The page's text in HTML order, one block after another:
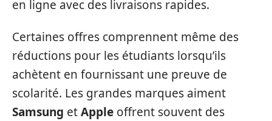
en ligne avec des livraisons rapides.
Certaines offres comprennent même des
réductions pour les étudiants lorsqu’ils
achètent en fournissant une preuve de
scolarité. Les grandes marques aiment
Samsung etApple offrent souvent des